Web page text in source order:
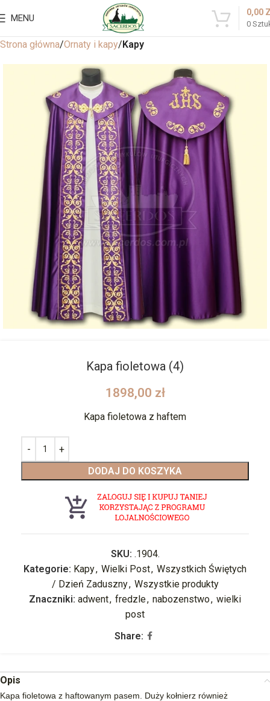
MENU
0
0,00
Strona główna Ornaty i kapy Kapy
Kapa fioletowa (4)
1898,00 zł
Kapa fioletowa z haftem
DODAJ DO KOSZYKA
SKU: .1904.
Kategorie: Kapy, Wielki Post, Wszystkich Świętych
/ Dzień Zaduszny, Wszystkie produkty
Znaczniki: adwent, fredzle, nabozenstwo, wielki
post
Share:
Opis
Kapa fioletowa z haftowanym pasem. Duży kołnierz również